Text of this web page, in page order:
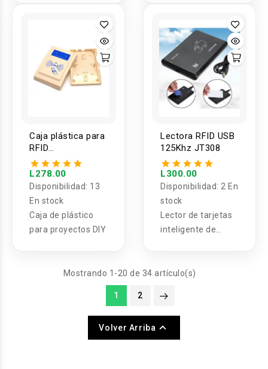
acceso de puertas.
Caja plástica para
RFID
140x100x28mm
L278.00
Disponibilidad: 13
En stock
Caja de plástico
para proyectos DIY
Lectora RFID USB
125Khz JT308
L300.00
Disponibilidad: 2 En
stock
Lector de tarjetas
inteligente de
Proximidad Sensor
Mostrando 1-20 de 34 artículo(s)
1 2
Volver Arriba 